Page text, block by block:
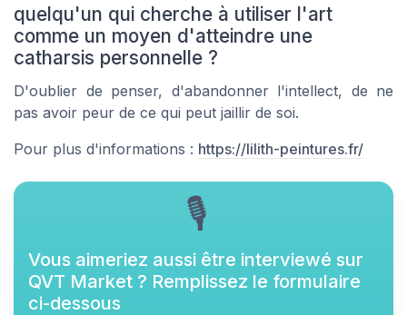
quelqu'un qui cherche à utiliser l'art
comme un moyen d'atteindre une
catharsis personnelle ?
D'oublier de penser, d'abandonner l'intellect, de ne
pas avoir peur de ce qui peut jaillir de soi.
Pour plus d'informations : https://lilith-peintures.fr/
🎙
Vous aimeriez aussi être interviewé sur
QVT Market ? Remplissez le formulaire
ci-dessous